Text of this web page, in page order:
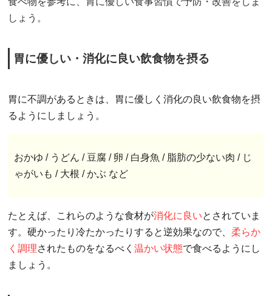
しょう。
胃に優しい・消化に良い飲食物を摂る
胃に不調があるときは、胃に優しく消化の良い飲食物を摂
るようにしましょう。
おかゆ / うどん / 豆腐 / 卵 / 白身魚 / 脂肪の少ない肉 / じ
ゃがいも / 大根 / かぶ など
たとえば、これらのような食材が消化に良いとされていま
す。硬かったり冷たかったりすると逆効果なので、 柔らか
く調理されたものをなるべく 温かい状態で食べるようにし
ましょう。